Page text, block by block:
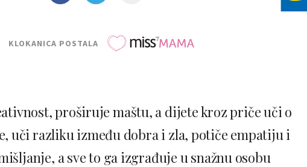
KLOKANICA POSTALA
proširuje maštu, a dijete kroz priče uči o
uči razliku između dobra i zla, potiče empatiju i
a sve to ga izgrađuje u snažnu osobu